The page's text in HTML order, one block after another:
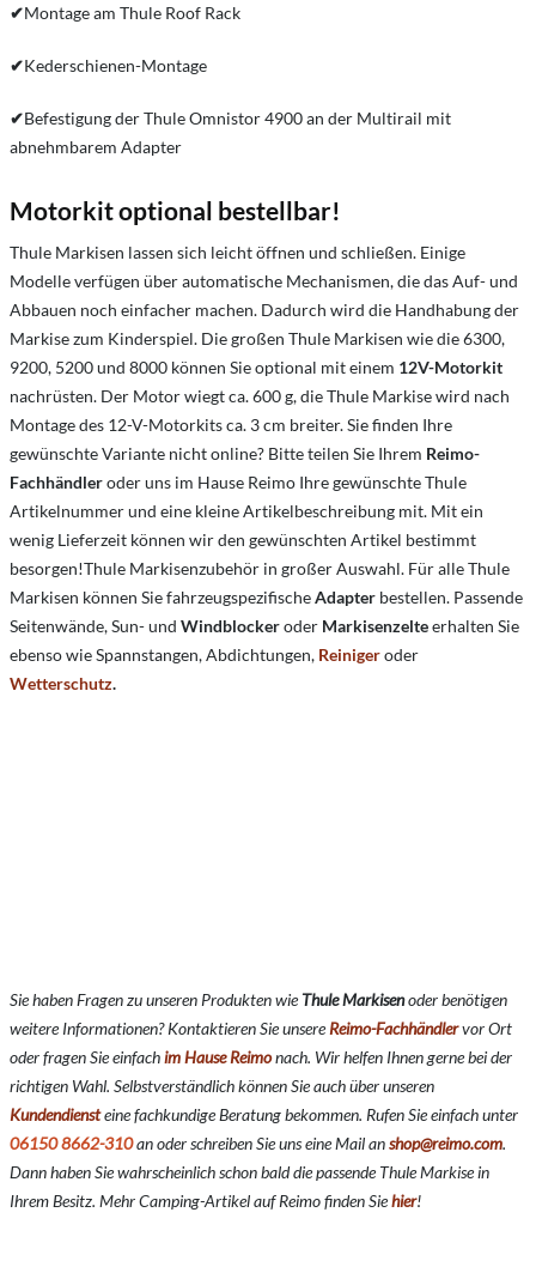
✔Montage am Thule Roof Rack
✔Kederschienen-Montage
✔Befestigung der Thule Omnistor 4900 an der Multirail mit
abnehmbarem Adapter
Motorkit optional bestellbar!
Thule Markisen lassen sich leicht öffnen und schließen. Einige
Modelle verfügen über automatische Mechanismen, die das Auf- und
Abbauen noch einfacher machen. Dadurch wird die Handhabung der
Markise zum Kinderspiel. Die großen Thule Markisen wie die 6300,
9200, 5200 und 8000 können Sie optional mit einem 12V-Motorkit
nachrüsten. Der Motor wiegt ca. 600 g, die Thule Markise wird nach
Montage des 12-V-Motorkits ca. 3 cm breiter. Sie finden Ihre
gewünschte Variante nicht online? Bitte teilen Sie Ihrem Reimo-
Fachhändleroderuns im Hause Reimo Ihre gewünschte Thule
Artikelnummer und eine kleine Artikelbeschreibung mit. Mit ein
wenig Lieferzeit können wir den gewünschten Artikel bestimmt
besorgen!Thule Markisenzubehör in großer Auswahl. Für alle Thule
Markisen können Sie fahrzeugspezifischeAdapter bestellen. Passende
Seitenwände, Sun- und Windblockeroder Markisenzelteerhalten Sie
ebenso wie Spannstangen, Abdichtungen, Reinigeroder
Wetterschutz.
Sie haben Fragen zu unseren Produkten wieThule Markisenoder benötigen
weitere Informationen? Kontaktieren Sie unsereReimo-Fachhändlervor Ort
oder fragen Sie einfachim Hause Reimonach. Wir helfen Ihnen gerne bei der
richtigen Wahl. Selbstverständlich können Sie auch über unseren
Kundendiensteine fachkundige Beratung bekommen. Rufen Sie einfach unter
06150 8662-310an oder schreiben Sie uns eine Mail anshop@reimo.com.
Dann haben Sie wahrscheinlich schon bald die passende Thule Markise in
Ihrem Besitz. Mehr Camping-Artikel auf Reimo finden Siehier!